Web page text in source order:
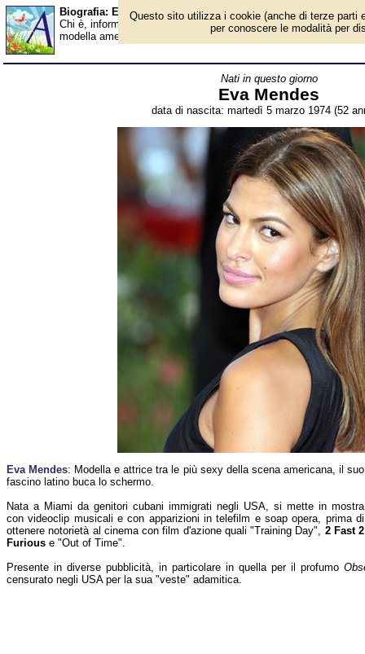
Biografia: Eva Mendes - età - Almanacco
Chi è, informazioni, foto, qual è la data di nascita, età, dove è
modella americana di origine cubana. Breve biografia. Voce
Nati in questo giorno
Eva Mendes
data di nascita: martedì 5 marzo 1974 (52
Eva Mendes: Modella e attrice tra le più sexy della scena americana, il suo
fascino latino buca lo schermo.
Nata a Miami da genitori cubani immigrati negli USA, si mette in mostra
con videoclip musicali e con apparizioni in telefilm e soap opera, prima di
ottenere notorietà al cinema con film d'azione quali "Training Day", 2 Fast 2
Furious e "Out of Time".
Presente in diverse pubblicità, in particolare in quella per il profumo
censurato negli USA per la sua "veste" adamitica.
Questo sito utilizza i cookie (anche di terze parti
per conoscere le modalità per